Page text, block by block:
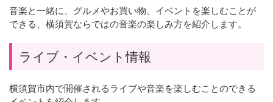
音楽と一緒に、グルメやお買い物、イベントを楽しむことが
できる、横須賀ならではの音楽の楽しみ方を紹介します。
ライブ・イベント情報
横須賀市内で開催されるライブや音楽を楽しむことのできる